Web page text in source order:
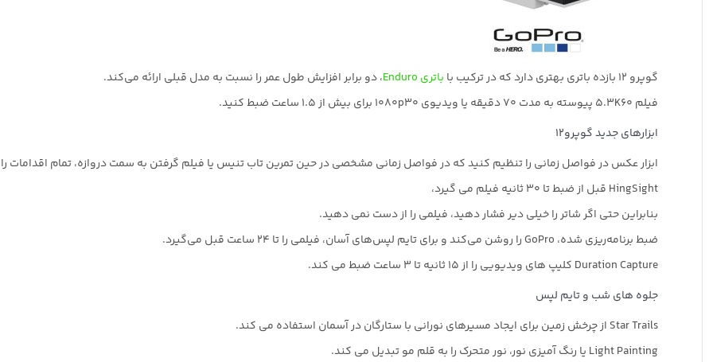
گوپرو 12 بازده باتری بهتری دارد که در ترکیب با باتری Enduro
، دو برابر افزایش طول عمر را نسبت به مدل قبلی ارائه می‌کند.
فیلم 5.3K60 پیوسته به مدت 70 دقیقه یا ویدیوی 1080p30 برای بیش از 1.5 ساعت ضبط کنید.
ابزارهای جدید گوپرو12
ابزار عکس در فواصل زمانی را تنظیم کنید که در فواصل زمانی مشخصی در حین تمرین تاب تنیس یا فیلم گرفتن به سمت دروازه، تمام اقدامات
HingSight قبل از ضبط تا 30 ثانیه فیلم می گیرد،
بنابراین حتی اگر شاتر را خیلی دیر فشار دهید، فیلمی را از دست نمی دهید.
ضبط برنامه‌ریزی شده، GoPro را روشن می‌کند و برای تایم لپس‌های آسان، فیلمی را تا ۲۴ ساعت قبل می‌گیرد.
Duration Capture کلیپ های ویدیویی را از 15 ثانیه تا 3 ساعت ضبط می کند.
جلوه های شب و تایم لپس
Star Trails از چرخش زمین برای ایجاد مسیرهای نورانی با ستارگان در آسمان استفاده می کند.
Light Painting یا رنگ آمیزی نور، نور متحرک را به قلم مو تبدیل می کند.